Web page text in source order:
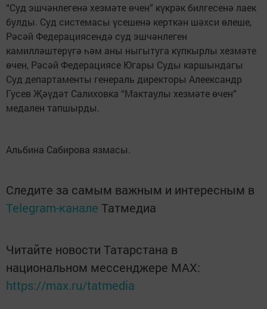
“Суд эшчәнлегенә хезмәте өчен” күкрәк билгесенә лаек
булды. Суд системасы үсешенә керткән шәхси өлеше,
Рәсәй Федерациясендә суд эшчәнлеген
камилләштерүгә һәм аны ныгытуга күпкырлы хезмәте
өчен, Рәсәй Федерациясе Югары Суды каршындагы
Суд департаменты генераль директоры Алеександр
Гусев Җәүдәт Салиховка “Мактаулы хезмәте өчен”
медален тапшырды.
Альбина Сабирова язмасы.
Следите за самым важным и интересным в
Telegram-канале Татмедиа
Читайте новости Татарстана в
национальном мессенджере MАХ:
https://max.ru/tatmedia